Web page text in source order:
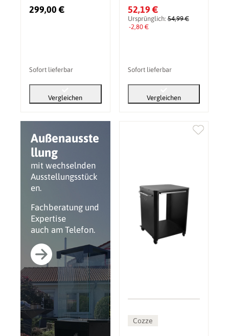
Außenausste
llung
mit wechselnden
Ausstellungsstück
en.
Fachberatung und
Expertise
auch am Telefon.
500er Serie, Outdoor
Rolltisch
299,00 €
Sofort lieferbar
Vergleichen
52,19 €
Ursprünglich:54,99 €
-2,80 €
Sofort lieferbar
Vergleichen
Cozze